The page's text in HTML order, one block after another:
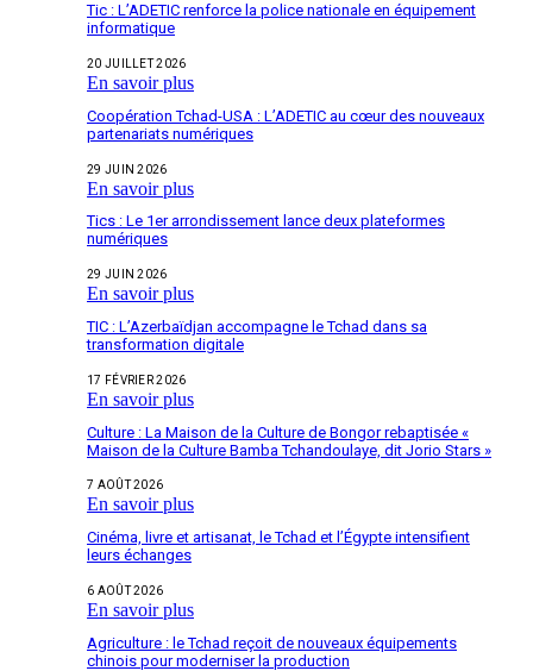
Tic : L’ADETIC renforce la police nationale en équipement
informatique
20 JUILLET 2026
En savoir plus
Coopération Tchad-USA : L’ADETIC au cœur des nouveaux
partenariats numériques
29 JUIN 2026
En savoir plus
Tics : Le 1er arrondissement lance deux plateformes
numériques
29 JUIN 2026
En savoir plus
TIC : L’Azerbaïdjan accompagne le Tchad dans sa
transformation digitale
17 FÉVRIER 2026
En savoir plus
Culture : La Maison de la Culture de Bongor rebaptisée «
Maison de la Culture Bamba Tchandoulaye, dit Jorio Stars »
7 AOÛT 2026
En savoir plus
Cinéma, livre et artisanat, le Tchad et l’Égypte intensifient
leurs échanges
6 AOÛT 2026
En savoir plus
Agriculture : le Tchad reçoit de nouveaux équipements
chinois pour moderniser la production